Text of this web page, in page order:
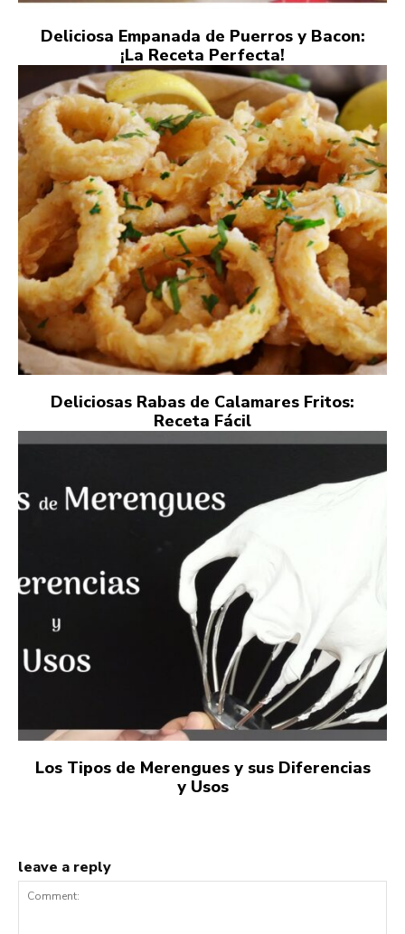
Deliciosa Empanada de Puerros y Bacon:
¡La Receta Perfecta!
Deliciosas Rabas de Calamares Fritos:
Receta Fácil
Los Tipos de Merengues y sus Diferencias
y Usos
leave a reply